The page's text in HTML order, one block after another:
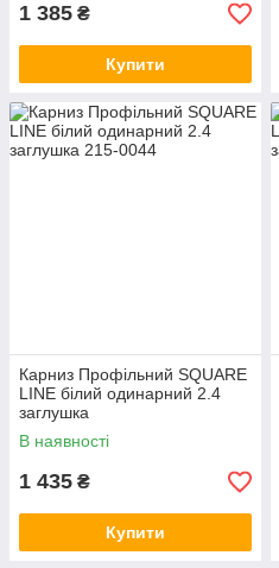
1 385 ₴
Купити
Карниз Профільний SQUARE
LINE білий одинарний 2.4
заглушка
В наявності
1 435 ₴
Купити